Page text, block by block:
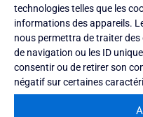
technologies telles que les
informations des appareils.
nous permettra de traiter
de navigation ou les ID
consentir ou de retirer son
négatif sur certaines
explorer ce monde
qu’attendez-vous?
ustensiles et plongez
moderne!
Pour Aller Plus